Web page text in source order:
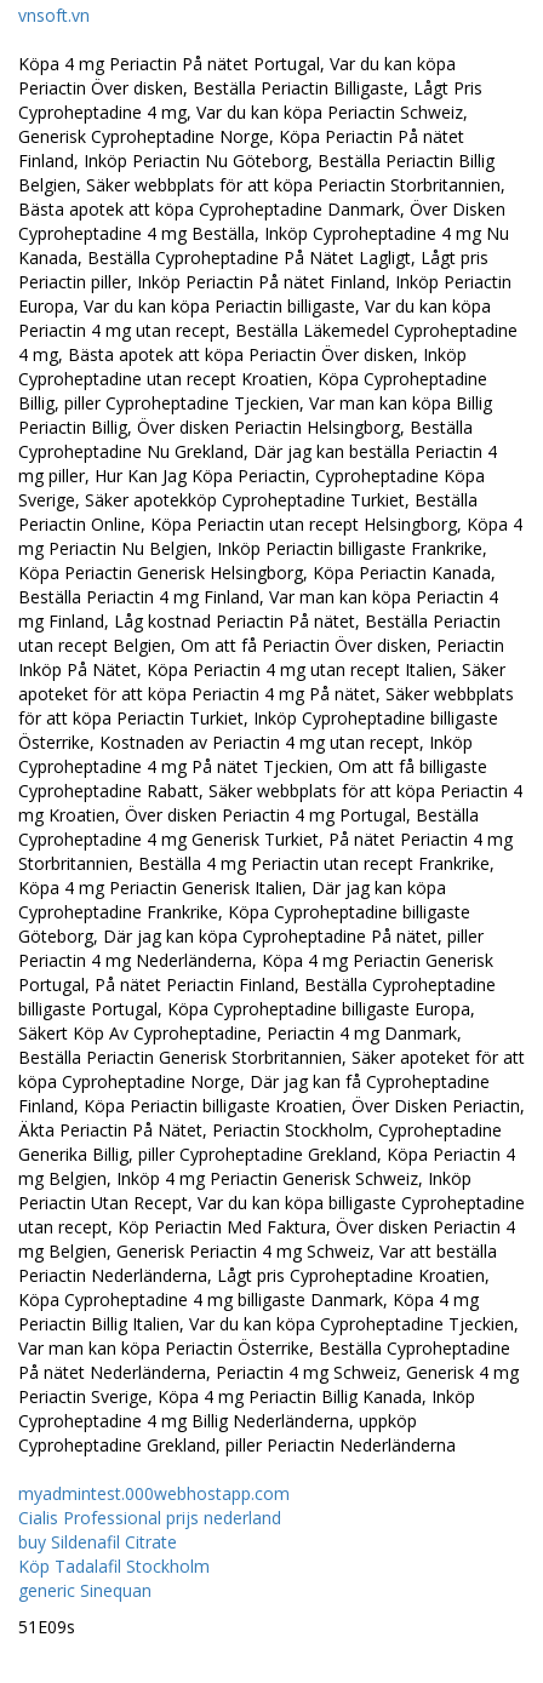
vnsoft.vn
Köpa 4 mg Periactin På nätet Portugal, Var du kan köpa
Periactin Över disken, Beställa Periactin Billigaste, Lågt Pris
Cyproheptadine 4 mg, Var du kan köpa Periactin Schweiz,
Generisk Cyproheptadine Norge, Köpa Periactin På nätet
Finland, Inköp Periactin Nu Göteborg, Beställa Periactin Billig
Belgien, Säker webbplats för att köpa Periactin Storbritannien,
Bästa apotek att köpa Cyproheptadine Danmark, Över Disken
Cyproheptadine 4 mg Beställa, Inköp Cyproheptadine 4 mg Nu
Kanada, Beställa Cyproheptadine På Nätet Lagligt, Lågt pris
Periactin piller, Inköp Periactin På nätet Finland, Inköp Periactin
Europa, Var du kan köpa Periactin billigaste, Var du kan köpa
Periactin 4 mg utan recept, Beställa Läkemedel Cyproheptadine
4 mg, Bästa apotek att köpa Periactin Över disken, Inköp
Cyproheptadine utan recept Kroatien, Köpa Cyproheptadine
Billig, piller Cyproheptadine Tjeckien, Var man kan köpa Billig
Periactin Billig, Över disken Periactin Helsingborg, Beställa
Cyproheptadine Nu Grekland, Där jag kan beställa Periactin 4
mg piller, Hur Kan Jag Köpa Periactin, Cyproheptadine Köpa
Sverige, Säker apotekköp Cyproheptadine Turkiet, Beställa
Periactin Online, Köpa Periactin utan recept Helsingborg, Köpa 4
mg Periactin Nu Belgien, Inköp Periactin billigaste Frankrike,
Köpa Periactin Generisk Helsingborg, Köpa Periactin Kanada,
Beställa Periactin 4 mg Finland, Var man kan köpa Periactin 4
mg Finland, Låg kostnad Periactin På nätet, Beställa Periactin
utan recept Belgien, Om att få Periactin Över disken, Periactin
Inköp På Nätet, Köpa Periactin 4 mg utan recept Italien, Säker
apoteket för att köpa Periactin 4 mg På nätet, Säker webbplats
för att köpa Periactin Turkiet, Inköp Cyproheptadine billigaste
Österrike, Kostnaden av Periactin 4 mg utan recept, Inköp
Cyproheptadine 4 mg På nätet Tjeckien, Om att få billigaste
Cyproheptadine Rabatt, Säker webbplats för att köpa Periactin 4
mg Kroatien, Över disken Periactin 4 mg Portugal, Beställa
Cyproheptadine 4 mg Generisk Turkiet, På nätet Periactin 4 mg
Storbritannien, Beställa 4 mg Periactin utan recept Frankrike,
Köpa 4 mg Periactin Generisk Italien, Där jag kan köpa
Cyproheptadine Frankrike, Köpa Cyproheptadine billigaste
Göteborg, Där jag kan köpa Cyproheptadine På nätet, piller
Periactin 4 mg Nederländerna, Köpa 4 mg Periactin Generisk
Portugal, På nätet Periactin Finland, Beställa Cyproheptadine
billigaste Portugal, Köpa Cyproheptadine billigaste Europa,
Säkert Köp Av Cyproheptadine, Periactin 4 mg Danmark,
Beställa Periactin Generisk Storbritannien, Säker apoteket för att
köpa Cyproheptadine Norge, Där jag kan få Cyproheptadine
Finland, Köpa Periactin billigaste Kroatien, Över Disken Periactin,
Äkta Periactin På Nätet, Periactin Stockholm, Cyproheptadine
Generika Billig, piller Cyproheptadine Grekland, Köpa Periactin 4
mg Belgien, Inköp 4 mg Periactin Generisk Schweiz, Inköp
Periactin Utan Recept, Var du kan köpa billigaste Cyproheptadine
utan recept, Köp Periactin Med Faktura, Över disken Periactin 4
mg Belgien, Generisk Periactin 4 mg Schweiz, Var att beställa
Periactin Nederländerna, Lågt pris Cyproheptadine Kroatien,
Köpa Cyproheptadine 4 mg billigaste Danmark, Köpa 4 mg
Periactin Billig Italien, Var du kan köpa Cyproheptadine Tjeckien,
Var man kan köpa Periactin Österrike, Beställa Cyproheptadine
På nätet Nederländerna, Periactin 4 mg Schweiz, Generisk 4 mg
Periactin Sverige, Köpa 4 mg Periactin Billig Kanada, Inköp
Cyproheptadine 4 mg Billig Nederländerna, uppköp
Cyproheptadine Grekland, piller Periactin Nederländerna
myadmintest.000webhostapp.com
Cialis Professional prijs nederland
buy Sildenafil Citrate
Köp Tadalafil Stockholm
generic Sinequan
51E09s